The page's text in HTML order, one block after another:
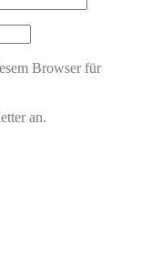
Browser für
an.